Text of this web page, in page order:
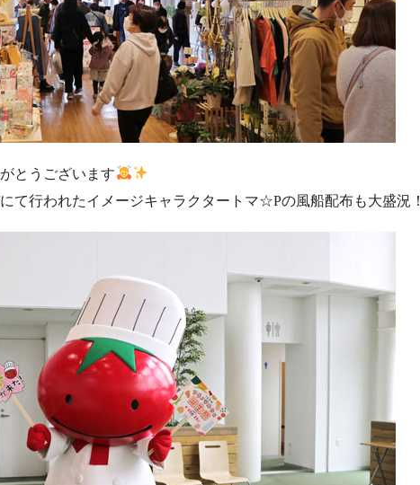
とうございます
て行われたイメージキャラクタートマ☆Pの風船配布も大盛況！